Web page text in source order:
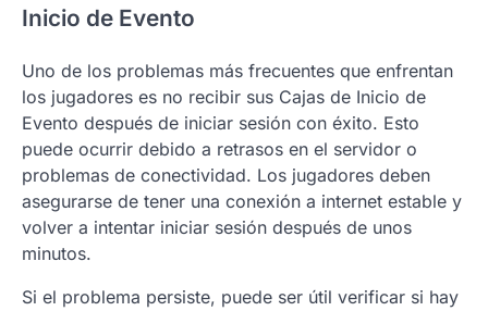
Inicio de Evento
Uno de los problemas más frecuentes que enfrentan
los jugadores es no recibir sus Cajas de Inicio de
Evento después de iniciar sesión con éxito. Esto
puede ocurrir debido a retrasos en el servidor o
problemas de conectividad. Los jugadores deben
asegurarse de tener una conexión a internet estable y
volver a intentar iniciar sesión después de unos
minutos.
Si el problema persiste, puede ser útil verificar si hay